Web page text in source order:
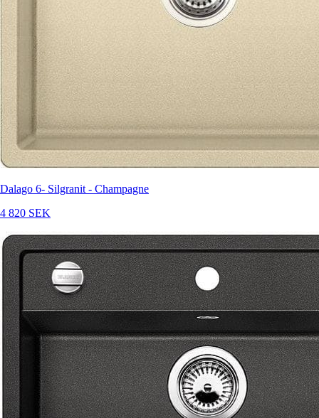
Dalago 6- Silgranit - Champagne
4 820 SEK